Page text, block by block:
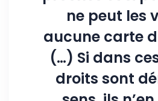
ne peut les
aucune carte
(…) Si dans
droits sont